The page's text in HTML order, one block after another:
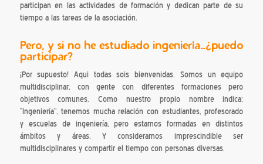
participan en las actividades de formación y dedican parte de su
tiempo a las tareas de la asociación.
Pero, y si no he estudiado ingeniería…¿puedo
participar?
¡Por supuesto! Aqui todas sois bienvenidas. Somos un equipo
multidisciplinar, con gente con diferentes formaciones pero
objetivos comunes. Como nuestro propio nombre indica:
“Ingeniería”, tenemos mucha relación con estudiantes, profesorado
y escuelas de ingeniería, pero estamos formadas en distintos
ámbitos y áreas. Y consideramos imprescindible ser
multidisciplinares y compartir el tiempo con personas diversas.